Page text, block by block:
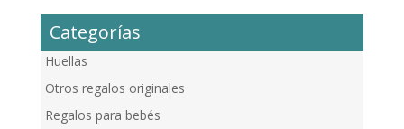
Categorías
Huellas
Otros regalos originales
Regalos para bebés